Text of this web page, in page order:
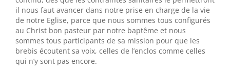
il nous faut avancer dans notre prise en charge de la vie
de notre Eglise, parce que nous sommes tous configurés
au Christ bon pasteur par notre baptême et nous
sommes tous participants de sa mission pour que les
brebis écoutent sa voix, celles de l’enclos comme celles
qui n’y sont pas encore.